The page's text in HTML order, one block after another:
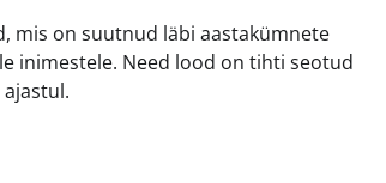
mis on suutnud läbi aastakümnete
inimestele. Need lood on tihti seotud